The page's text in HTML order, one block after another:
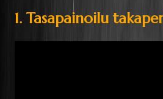
1. Tasapainoilu